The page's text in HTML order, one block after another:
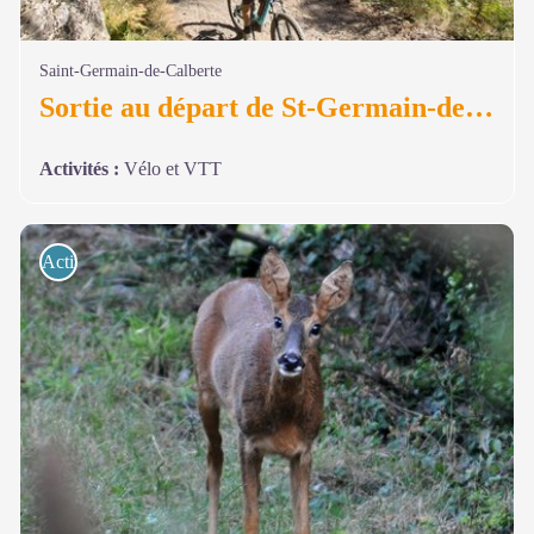
Saint-Germain-de-Calberte
Sortie au départ de St-Germain-de-Calberte
Activités : Vélo et VTT
Activités de pleine nature